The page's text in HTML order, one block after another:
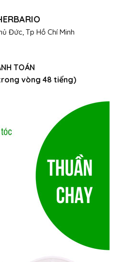
Đức, Tp Hồ Chí Minh
TOÁN
vòng 48 tiếng)